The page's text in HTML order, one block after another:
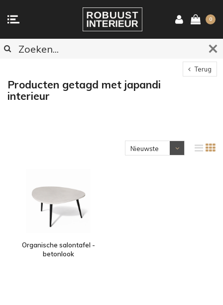
0
Terug
Producten getagd met japandi
interieur
Nieuwste
Organische salontafel -
betonlook